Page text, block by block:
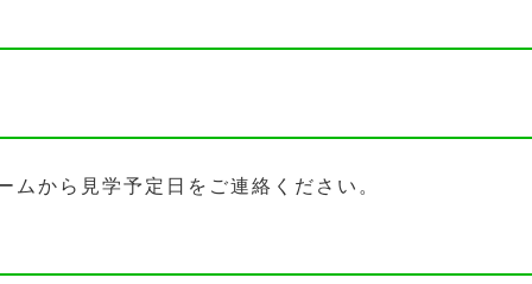
から見学予定日をご連絡ください。